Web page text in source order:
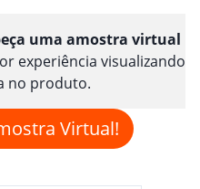
uma amostra virtual
experiência visualizando
no produto.
Virtual!